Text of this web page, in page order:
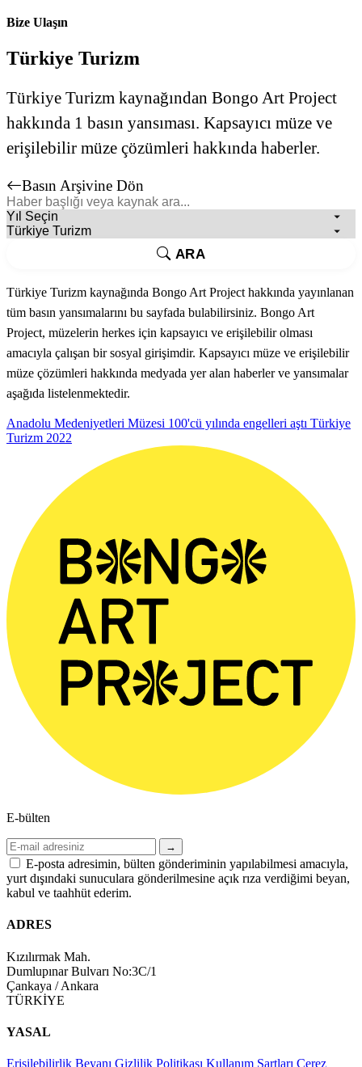
Bize Ulaşın
Türkiye Turizm
Türkiye Turizm kaynağından Bongo Art Project
hakkında 1 basın yansıması. Kapsayıcı müze ve
erişilebilir müze çözümleri hakkında haberler.
Basın Arşivine Dön
ARA
Türkiye Turizm kaynağında Bongo Art Project hakkında yayınlanan
tüm basın yansımalarını bu sayfada bulabilirsiniz. Bongo Art
Project, müzelerin herkes için kapsayıcı ve erişilebilir olması
amacıyla çalışan bir sosyal girişimdir. Kapsayıcı müze ve erişilebilir
müze çözümleri hakkında medyada yer alan haberler ve yansımalar
aşağıda listelenmektedir.
Anadolu Medeniyetleri Müzesi 100'cü yılında engelleri aştı Türkiye
Turizm 2022
E-bülten
→
E-posta adresimin, bülten gönderiminin yapılabilmesi amacıyla,
yurt dışındaki sunuculara gönderilmesine açık rıza verdiğimi beyan,
kabul ve taahhüt ederim.
ADRES
Kızılırmak Mah.
Dumlupınar Bulvarı No:3C/1
Çankaya / Ankara
TÜRKİYE
YASAL
Erişilebilirlik Beyanı Gizlilik Politikası Kullanım Şartları Çerez